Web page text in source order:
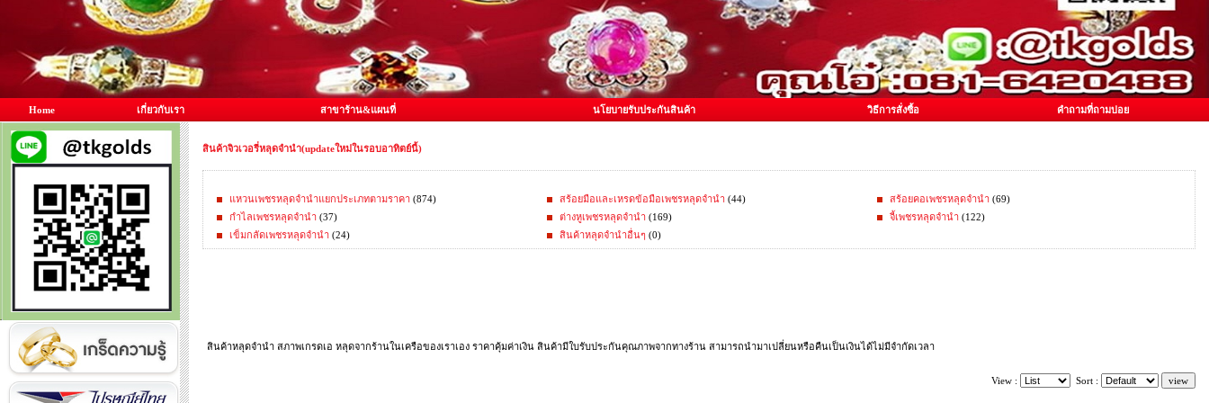
Home เกี่ยวกับเรา สาขาร้าน&แผนที่ นโยบายรับประกันสินค้า วิธีการสั่งซื้อ คำถามที่ถามบ่อย
สินค้าจิวเวอรี่หลุดจำนำ(updateใหม่ในรอบอาทิตย์นี้)
แหวนเพชรหลุดจำนำแยกประเภทตามราคา (874) สร้อยมือและเหรดข้อมือเพชรหลุดจำนำ (44) สร้อยคอเพชรหลุดจำนำ (69)
กำไลเพชรหลุดจำนำ (37) ต่างหูเพชรหลุดจำนำ (169) จี้เพชรหลุดจำนำ (122)
เข็มกลัดเพชรหลุดจำนำ (24) สินค้าหลุดจำนำอื่นๆ (0)
สินค้าหลุดจำนำ สภาพเกรดเอ หลุดจากร้านในเครือของเราเอง ราคาคุ้มค่าเงิน สินค้ามีใบรับประกันคุณภาพจากทางร้าน สามารถนำมาเปลี่ยนหรือคืนเป็นเงินได้ไม่มีจำกัดเวลา
View : Sort :